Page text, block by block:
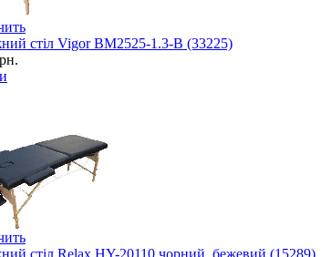
стіл Vigor BM2525-1.3-B (33225)
стіл Relax HY-20110 чорний, бежевий (15289)